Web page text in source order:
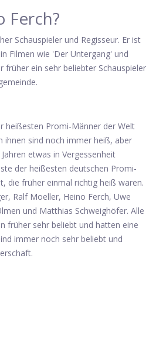
Ferch?
Schauspieler und Regisseur. Er ist
Filmen wie 'Der Untergang' und
früher ein sehr beliebter Schauspieler
heißesten Promi-Männer der Welt
ihnen sind noch immer heiß, aber
etwas in Vergessenheit
der heißesten deutschen Promi-
die früher einmal richtig heiß waren.
Ralf Moeller, Heino Ferch, Uwe
und Matthias Schweighöfer. Alle
früher sehr beliebt und hatten eine
immer noch sehr beliebt und